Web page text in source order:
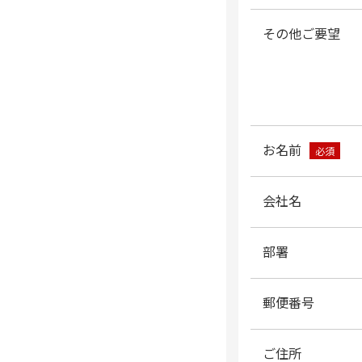
その他ご要望
お名前 必須
会社名
部署
郵便番号
ご住所